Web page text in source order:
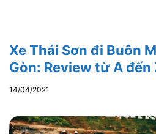
Xe Thái Sơn đi Buôn
Gòn: Review từ A đến
14/04/2021